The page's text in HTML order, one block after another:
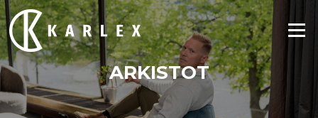
Siirry
suoraan
sisältöön
Valikko
ARKISTOT